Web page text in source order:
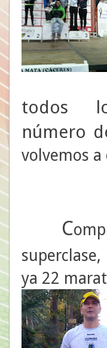
todos
número
volvemos
C
superclase,
ya 22